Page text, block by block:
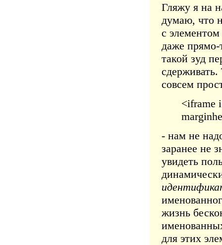
Гляжу я на
думаю, что
с элементом
даже прямо-
такой зуд
совсем
<iframe
- нам не
заранее не
увидеть
жизнь
для этих